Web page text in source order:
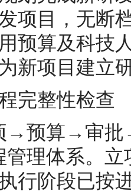
项目，无断
预算及科技
新项目建立
完整性检查
→预算→审
管理体系。
行阶段已按